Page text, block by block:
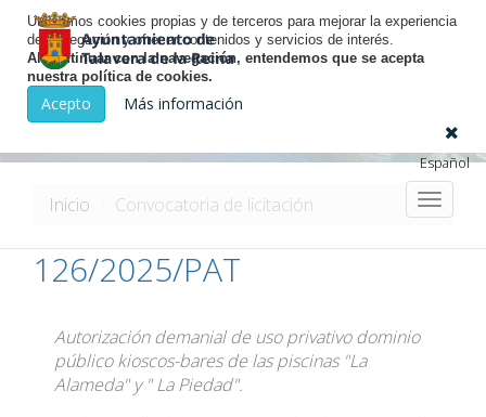
Utilizamos cookies propias y de terceros para mejorar la experiencia
de navegación y ofrecer contenidos y servicios de interés.
Al continuar con la navegación, entendemos que se acepta
nuestra política de cookies.
Acepto Más información
Español
Toggle
Licitación Electrónica
Inicio Convocatoria de licitación
126/2025/PAT
Autorización demanial de uso privativo dominio
público kioscos-bares de las piscinas "La
Alameda" y " La Piedad".